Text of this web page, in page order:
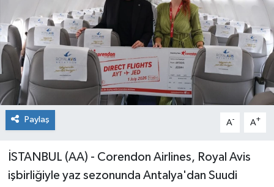
Paylaş A- A+
İSTANBUL (AA) - Corendon Airlines, Royal Avis
işbirliğiyle yaz sezonunda Antalya'dan Suudi